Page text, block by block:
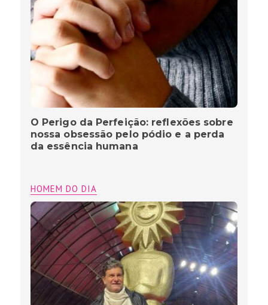
O Perigo da Perfeição: reflexões sobre
nossa obsessão pelo pódio e a perda
da essência humana
HOMEM DO DIA